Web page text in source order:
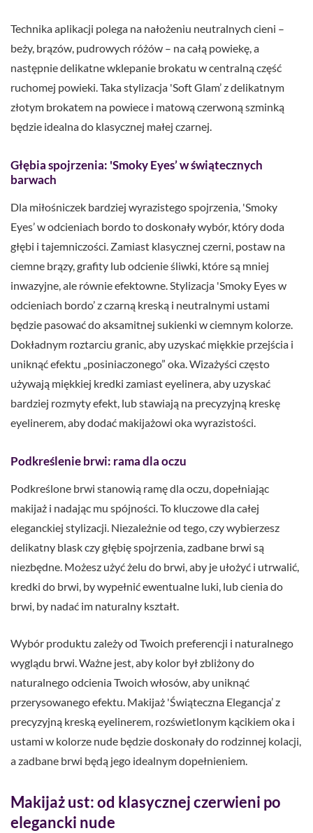
Technika aplikacji polega na nałożeniu neutralnych cieni –
beży, brązów, pudrowych różów – na całą powiekę, a
następnie delikatne wklepanie brokatu w centralną część
ruchomej powieki. Taka stylizacja 'Soft Glam’ z delikatnym
złotym brokatem na powiece i matową czerwoną szminką
będzie idealna do klasycznej małej czarnej.
Głębia spojrzenia: 'Smoky Eyes’ w świątecznych
barwach
Dla miłośniczek bardziej wyrazistego spojrzenia, 'Smoky
Eyes’ w odcieniach bordo to doskonały wybór, który doda
głębi i tajemniczości. Zamiast klasycznej czerni, postaw na
ciemne brązy, grafity lub odcienie śliwki, które są mniej
inwazyjne, ale równie efektowne. Stylizacja 'Smoky Eyes w
odcieniach bordo’ z czarną kreską i neutralnymi ustami
będzie pasować do aksamitnej sukienki w ciemnym kolorze.
Dokładnym roztarciu granic, aby uzyskać miękkie przejścia i
uniknąć efektu „posiniaczonego” oka. Wizażyści często
używają miękkiej kredki zamiast eyelinera, aby uzyskać
bardziej rozmyty efekt, lub stawiają na precyzyjną kreskę
eyelinerem, aby dodać makijażowi oka wyrazistości.
Podkreślenie brwi: rama dla oczu
Podkreślone brwi stanowią ramę dla oczu, dopełniając
makijaż i nadając mu spójności. To kluczowe dla całej
eleganckiej stylizacji. Niezależnie od tego, czy wybierzesz
delikatny blask czy głębię spojrzenia, zadbane brwi są
niezbędne. Możesz użyć żelu do brwi, aby je ułożyć i utrwalić,
kredki do brwi, by wypełnić ewentualne luki, lub cienia do
brwi, by nadać im naturalny kształt.
Wybór produktu zależy od Twoich preferencji i naturalnego
wyglądu brwi. Ważne jest, aby kolor był zbliżony do
naturalnego odcienia Twoich włosów, aby uniknąć
przerysowanego efektu. Makijaż 'Świąteczna Elegancja’ z
precyzyjną kreską eyelinerem, rozświetlonym kącikiem oka i
ustami w kolorze nude będzie doskonały do rodzinnej kolacji,
a zadbane brwi będą jego idealnym dopełnieniem.
Makijaż ust: od klasycznej czerwieni po
elegancki nude